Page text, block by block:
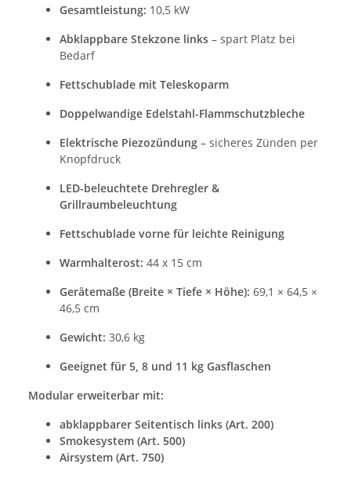
Gesamtleistung: 10,5 kW
Abklappbare Stekzone links – spart Platz bei
Bedarf
Fettschublade mit Teleskoparm
Doppelwandige Edelstahl-Flammschutzbleche
Elektrische Piezozündung – sicheres Zünden per
Knopfdruck
LED-beleuchtete Drehregler &
Grillraumbeleuchtung
Fettschublade vorne für leichte Reinigung
Warmhalterost: 44 x 15 cm
Gerätemaße (Breite × Tiefe × Höhe): 69,1 × 64,5 ×
46,5 cm
Gewicht: 30,6 kg
Geeignet für 5, 8 und 11 kg Gasflaschen
Modular erweiterbar mit:
abklappbarer Seitentisch links (Art. 200)
Smokesystem (Art. 500)
Airsystem (Art. 750)